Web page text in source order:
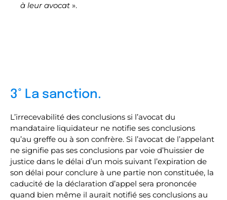
à leur avocat ».
3° La sanction.
L’irrecevabilité des conclusions si l’avocat du
mandataire liquidateur ne notifie ses conclusions
qu’au greffe ou à son confrère. Si l’avocat de l’appelant
ne signifie pas ses conclusions par voie d’huissier de
justice dans le délai d’un mois suivant l’expiration de
son délai pour conclure à une partie non constituée, la
caducité de la déclaration d’appel sera prononcée
quand bien même il aurait notifié ses conclusions au